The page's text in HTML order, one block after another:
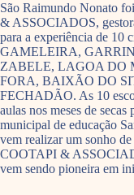
São Raimundo Nonato
& ASSOCIADOS,
para a experiência de 10
GAMELEIRA,
ZABELE, LAGOA DO
FORA, BAIXÃO DO
FECHADÃO. As 10
aulas nos meses de
municipal de educação
vem realizar um sonho
COOTAPI &
vem sendo pioneira em